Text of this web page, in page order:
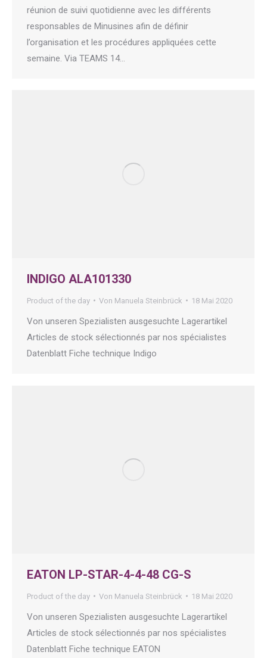
réunion de suivi quotidienne avec les différents
responsables de Minusines afin de définir
l’organisation et les procédures appliquées cette
semaine. Via TEAMS 14…
INDIGO ALA101330
Product of the day Von Manuela Steinbrück 18 Mai 2020
Von unseren Spezialisten ausgesuchte Lagerartikel
Articles de stock sélectionnés par nos spécialistes
Datenblatt Fiche technique Indigo
EATON LP-STAR-4-4-48 CG-S
Product of the day Von Manuela Steinbrück 18 Mai 2020
Von unseren Spezialisten ausgesuchte Lagerartikel
Articles de stock sélectionnés par nos spécialistes
Datenblatt Fiche technique EATON